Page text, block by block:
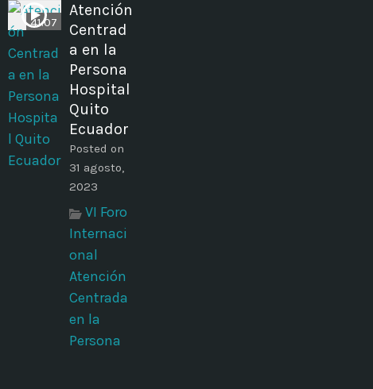
41:07
Atención
Centrad
a en la
Persona
Hospital
Quito
Ecuador
Posted on
31 agosto,
2023
VI Foro
Internaci
onal
Atención
Centrada
en la
Persona